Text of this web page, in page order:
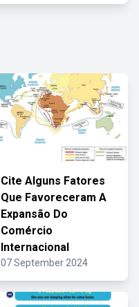
Cite Alguns Fatores
Que Favoreceram A
Expansão Do
Comércio
Internacional
07 September 2024